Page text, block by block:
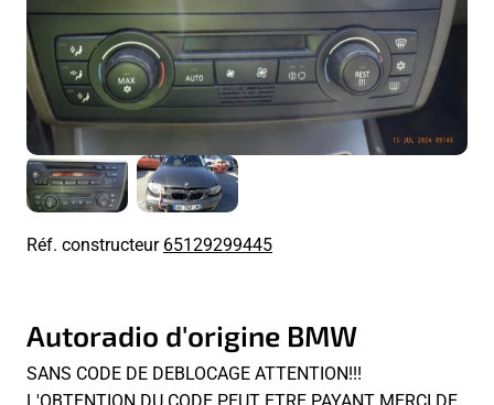
Réf. constructeur65129299445
Autoradio d'origine BMW
SANS CODE DE DEBLOCAGE ATTENTION!!!